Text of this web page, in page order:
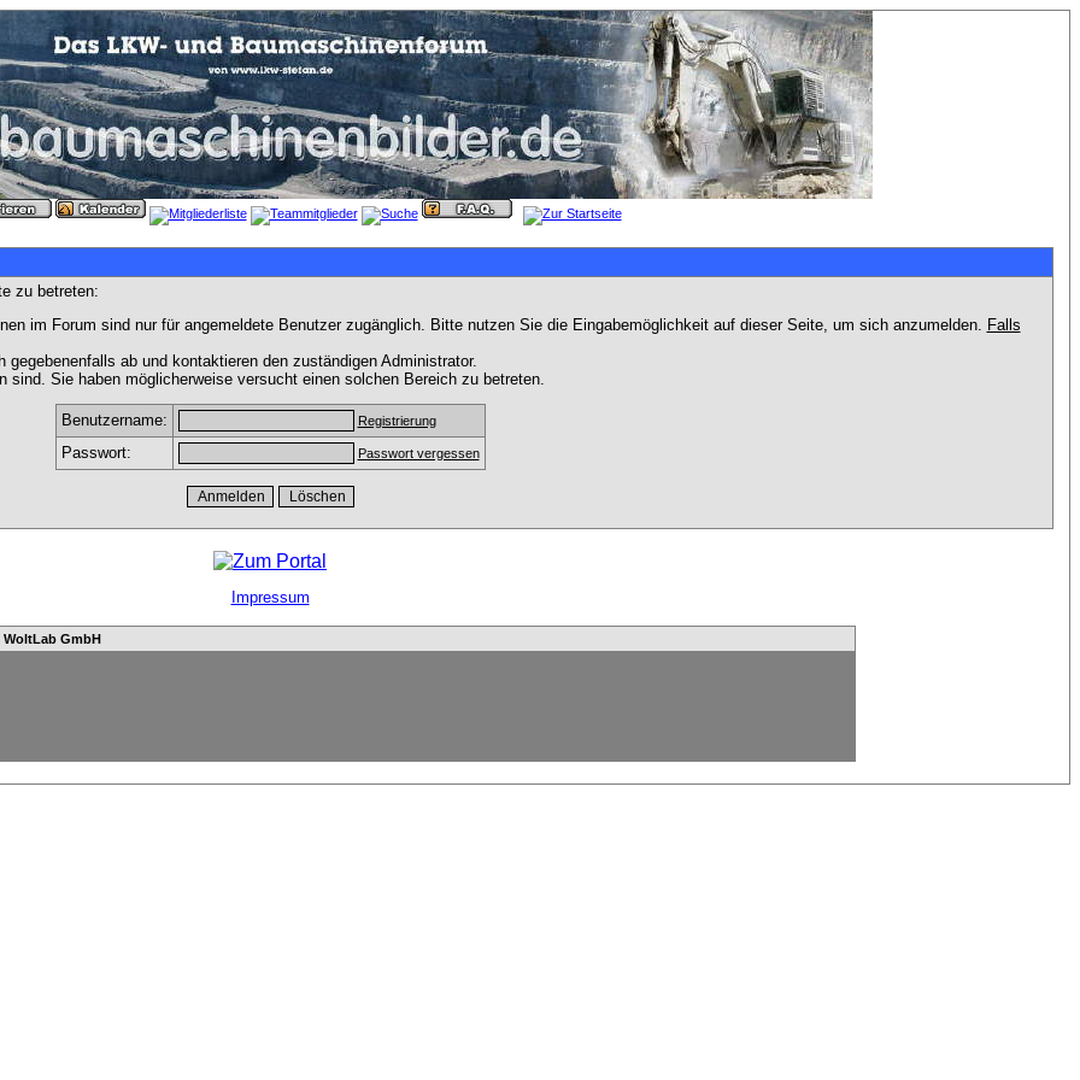
zu betreten:
im Forum sind nur für angemeldete Benutzer zugänglich. Bitte nutzen Sie die Eingabemöglichkeit auf dieser Seite, um sich anzumelden. Falls
ab und kontaktieren den zuständigen Administrator.
Sie haben möglicherweise versucht einen solchen Bereich zu betreten.
Benutzername: Registrierung
Passwort: Passwort vergessen
Impressum
WoltLab GmbH